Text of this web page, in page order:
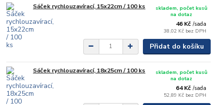
Sáček rychlouzavírací, 15x22cm / 100 ks
46 Kč /sada
38,02 Kč bez DPH
skladem, počet kusů
na dotaz
Přidat do košíku
Sáček rychlouzavírací, 18x25cm / 100 ks
64 Kč /sada
52,89 Kč bez DPH
skladem, počet kusů
na dotaz